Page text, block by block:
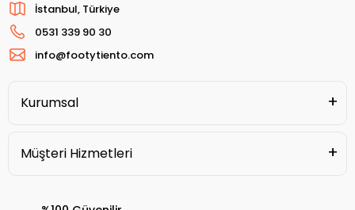
İstanbul, Türkiye
0531 339 90 30
info@footytiento.com
Kurumsal
Müşteri Hizmetleri